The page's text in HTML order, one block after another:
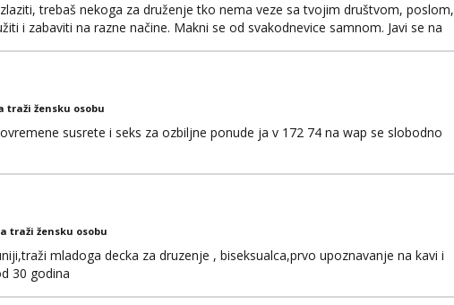
trebaš nekoga za druženje tko nema veze sa tvojim društvom, poslom,
i zabaviti na razne načine. Makni se od svakodnevice samnom. Javi se na
traži žensku osobu
susrete i seks za ozbiljne ponude ja v 172 74 na wap se slobodno
traži žensku osobu
mladoga decka za druzenje , biseksualca,prvo upoznavanje na kavi i
30 godina